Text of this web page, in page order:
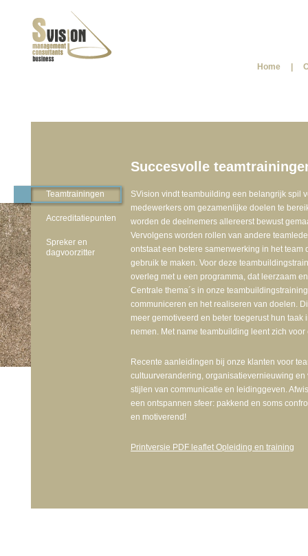
Home
Teamtrainingen
Accreditatiepunten
Spreker en
dagvoorzitter
Succesvolle
SVision vindt teambuilding een belangrijk spil
medewerkers om gezamenlijke doelen te
worden de deelnemers allereerst bewust
Vervolgens worden rollen van andere
ontstaat een betere samenwerking in het team
gebruik te maken. Voor deze
overleg met u een programma, dat leerzaam
Centrale thema´s in onze
communiceren en het realiseren van doelen.
meer gemotiveerd en beter toegerust hun taak
nemen. Met name teambuilding leent zich
Recente aanleidingen bij onze klanten voor
cultuurverandering, organisatievernieuwing
stijlen van communicatie en leidinggeven.
een ontspannen sfeer: pakkend en soms
en motiverend!
Printversie PDF leaflet Opleiding en training